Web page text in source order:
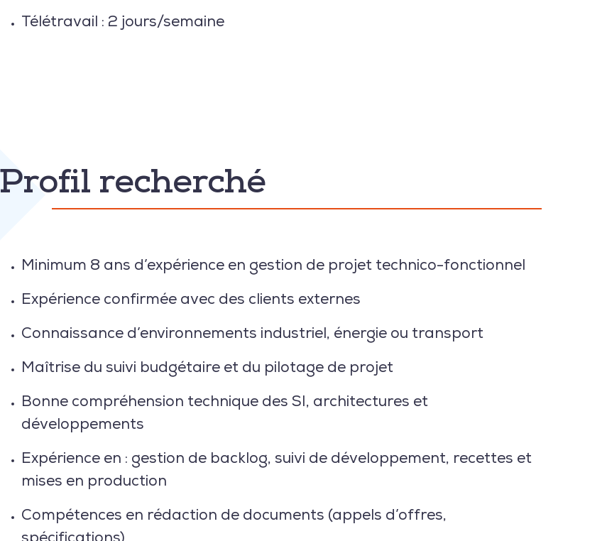
Télétravail : 2 jours/semaine
Profil recherché
Minimum 8 ans d’expérience en gestion de projet technico-fonctionnel
Expérience confirmée avec des clients externes
Connaissance d’environnements industriel, énergie ou transport
Maîtrise du suivi budgétaireet du pilotage de projet
Bonne compréhension technique des SI, architectures et
développements
Expérience en : gestion de backlog, suivi de développement, recettes et
mises en production
Compétences en rédaction de documents (appels d’offres,